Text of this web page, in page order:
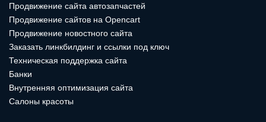
Продвижение сайта автозапчастей
Продвижение сайтов на Opencart
Продвижение новостного сайта
Заказать линкбилдинг и ссылки под ключ
Техническая поддержка сайта
Банки
Внутренняя оптимизация сайта
Салоны красоты